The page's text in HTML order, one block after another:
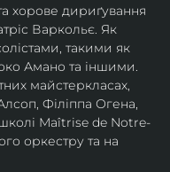
хорове дириґування
Варкольє. Як
такими як
Амано та іншими.
майстеркласах,
Філіппа Огена,
Maîtrise de Notre-
оркестру та на